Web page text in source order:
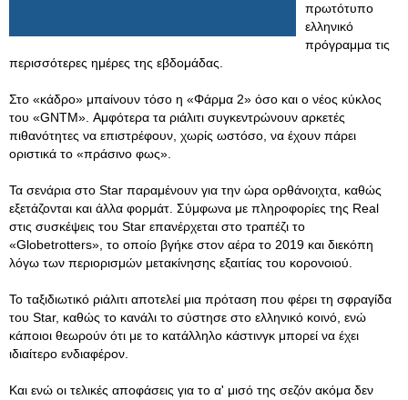
πρωτότυπο
ελληνικό
πρόγραμμα τις
περισσότερες ημέρες της εβδομάδας.
Στο «κάδρο» μπαίνουν τόσο η «Φάρμα 2» όσο και ο νέος κύκλος
του «GNTM». Αμφότερα τα ριάλιτι συγκεντρώνουν αρκετές
πιθανότητες να επιστρέφουν, χωρίς ωστόσο, να έχουν πάρει
οριστικά το «πράσινο φως».
Τα σενάρια στο Star παραμένουν για την ώρα ορθάνοιχτα, καθώς
εξετάζονται και άλλα φορμάτ. Σύμφωνα με πληροφορίες της Real
στις συσκέψεις του Star επανέρχεται στο τραπέζι το
«Globetrotters», το οποίο βγήκε στον αέρα το 2019 και διεκόπη
λόγω των περιορισμών μετακίνησης εξαιτίας του κορoνοιού.
Το ταξιδιωτικό ριάλιτι αποτελεί μια πρόταση που φέρει τη σφραγίδα
του Star, καθώς το κανάλι το σύστησε στο ελληνικό κοινό, ενώ
κάποιοι θεωρούν ότι με το κατάλληλο κάστινγκ μπορεί να έχει
ιδιαίτερο ενδιαφέρον.
Και ενώ οι τελικές αποφάσεις για το α' μισό της σεζόν ακόμα δεν